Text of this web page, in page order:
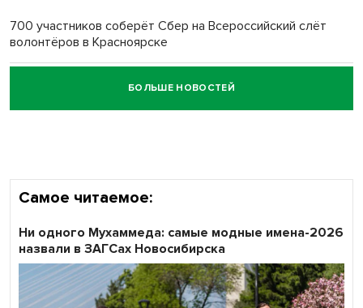
700 участников соберёт Сбер на Всероссийский слёт
волонтёров в Красноярске
Честный выбор: видеонаблюдение обеспечит
объективность результатов ЕДГ в Новосибирской
БОЛЬШЕ НОВОСТЕЙ
Самое читаемое:
Ни одного Мухаммеда: самые модные имена-2026
назвали в ЗАГСах Новосибирска